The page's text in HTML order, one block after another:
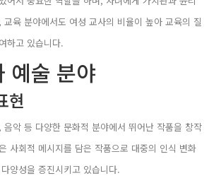
육 분야에서도 여성 교사의 비율이 높아 교육의 질
하고 있습니다.
예술 분야
현
음악 등 다양한 문화적 분야에서 뛰어난 작품을 창작
사회적 메시지를 담은 작품으로 대중의 인식 변화
양성을 증진시키고 있습니다.